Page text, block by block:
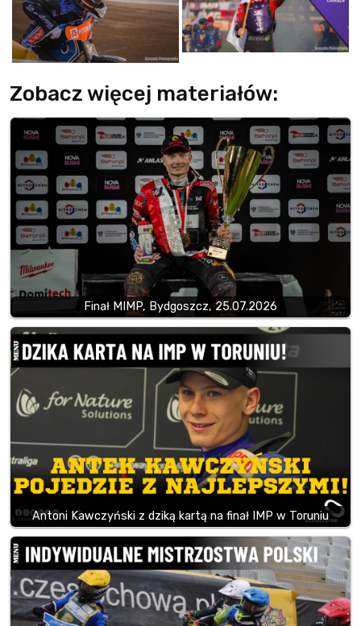
Zobacz więcej materiałów:
Finał MIMP, Bydgoszcz, 25.07.2026
Antoni Kawczyński z dziką kartą na finał IMP w Toruniu